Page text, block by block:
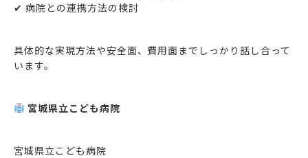
✔ 病院との連携方法の検討
具体的な実現方法や安全面、費用面までしっかり話し合って
います。
宮城県立こども病院
宮城県立こども病院